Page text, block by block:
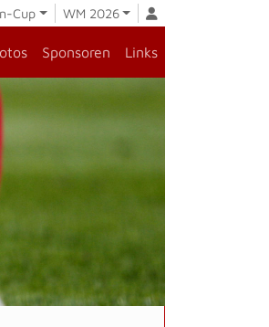
Cup WM 2026
Sponsoren Links